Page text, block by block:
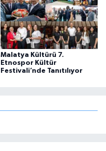
Malatya Kültürü 7.
Etnospor Kültür
Festivali’nde Tanıtılıyor